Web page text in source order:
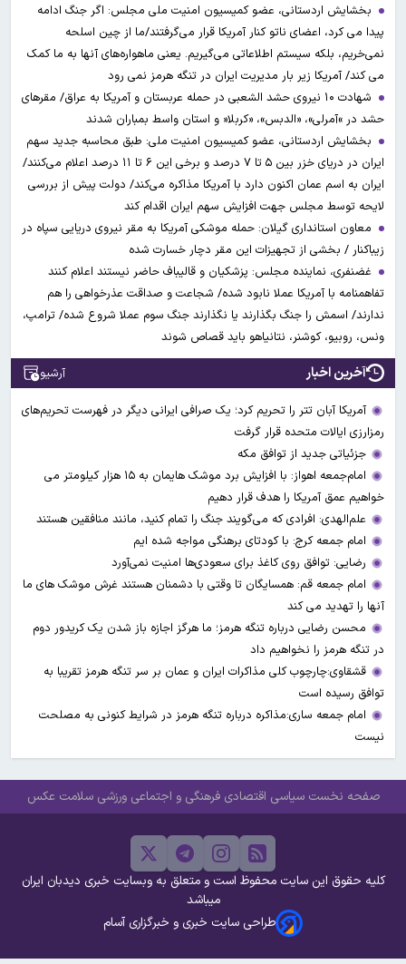
بخشایش اردستانی، عضو کمیسیون امنیت ملی مجلس: اگر جنگ ادامه
پیدا می کرد، اعضای ناتو کنار آمریکا قرار می‌گرفتند/ما از چین اسلحه
نمی‌خریم، بلکه سیستم اطلاعاتی می‌گیریم. یعنی ماهواره‌های آنها به ما کمک
می کند/ آمریکا زیر بار مدیریت ایران در تنگه هرمز نمی رود
شهادت ۱۰ نیروی حشد الشعبی در حمله عربستان و آمریکا به عراق/ مقرهای
حشد در »آمرلی»، «الدبس»، «کربلا« و استان واسط بمباران شدند
بخشایش اردستانی، عضو کمیسیون امنیت ملی: طبق محاسبه جدید سهم
ایران در دریای خزر بین ۵ تا ۷ درصد و برخی این ۶ تا ۱۱ درصد اعلام می‌کنند/
ایران به اسم عمان اکنون دارد با آمریکا مذاکره می‌کند/ دولت پیش از بررسی
لایحه توسط مجلس جهت افزایش سهم ایران اقدام کند
معاون استانداری گیلان: حمله موشکی آمریکا به مقر نیروی دریایی سپاه در
زیباکنار / بخشی از تجهیزات این مقر دچار خسارت شده
غضنفری، نماینده مجلس: پزشکیان و قالیباف حاضر نیستند اعلام کنند
تفاهمنامه با آمریکا عملا نابود شده/ شجاعت و صداقت عذرخواهی را هم
ندارند/ اسمش را جنگ بگذارند یا نگذارند جنگ سوم عملا شروع شده/ ترامپ،
ونس، روبیو، کوشنر، نتانیاهو باید قصاص شوند
آخرین اخبار آرشیو
آمریکا آبان تتر را تحریم کرد؛ یک صرافی ایرانی دیگر در فهرست تحریم‌های
رمزارزی ایالات متحده قرار گرفت
جزئیاتی جدید از توافق مکه
امام‌جمعه اهواز: با افزایش برد موشک هایمان به ۱۵ هزار کیلومتر می
خواهیم عمق آمریکا را هدف قرار دهیم
علم‌الهدی: افرادی که می‌گویند جنگ را تمام کنید، مانند منافقین هستند
امام جمعه کرج: با کودتای برهنگی مواجه شده ایم
رضایی: توافق روی کاغذ برای سعودی‌ها امنیت نمی‌آورد
امام جمعه قم: همسایگان تا وقتی با دشمنان هستند غرش موشک های ما
آنها را تهدید می کند
محسن رضایی درباره تنگه هرمز؛ ما هرگز اجازه باز شدن یک کریدور دوم
در تنگه هرمز را نخواهیم داد
قشقاوی:چارچوب کلی مذاکرات ایران و عمان بر سر تنگه هرمز تقریبا به
توافق رسیده است
امام جمعه ساری:مذاکره درباره تنگه هرمز در شرایط کنونی به مصلحت
نیست
صفحه نخست سیاسی اقتصادی فرهنگی و اجتماعی ورزشی سلامت عکس
کلیه حقوق این سایت محفوظ است و متعلق به وبسایت خبری دیدبان ایران
میباشد
طراحی سایت خبری و خبرگزاری آسام